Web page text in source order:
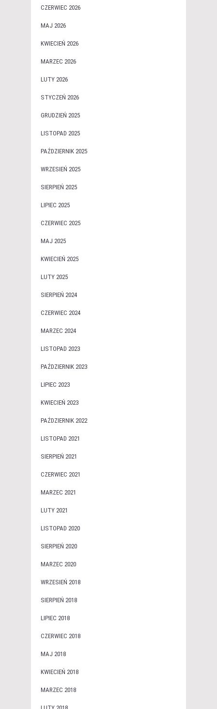
CZERWIEC 2026
MAJ 2026
KWIECIEŃ 2026
MARZEC 2026
LUTY 2026
STYCZEŃ 2026
GRUDZIEŃ 2025
LISTOPAD 2025
PAŹDZIERNIK 2025
WRZESIEŃ 2025
SIERPIEŃ 2025
LIPIEC 2025
CZERWIEC 2025
MAJ 2025
KWIECIEŃ 2025
LUTY 2025
SIERPIEŃ 2024
CZERWIEC 2024
MARZEC 2024
LISTOPAD 2023
PAŹDZIERNIK 2023
LIPIEC 2023
KWIECIEŃ 2023
PAŹDZIERNIK 2022
LISTOPAD 2021
SIERPIEŃ 2021
CZERWIEC 2021
MARZEC 2021
LUTY 2021
LISTOPAD 2020
SIERPIEŃ 2020
MARZEC 2020
WRZESIEŃ 2018
SIERPIEŃ 2018
LIPIEC 2018
CZERWIEC 2018
MAJ 2018
KWIECIEŃ 2018
MARZEC 2018